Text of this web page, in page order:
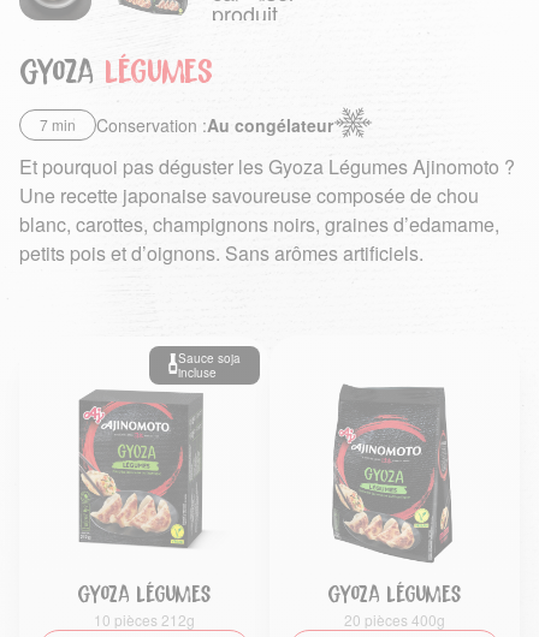
Gyoza légumes
7 min Conservation :Au congélateur
Et pourquoi pas déguster les Gyoza Légumes Ajinomoto ?
Une recette japonaise savoureuse composée de chou
blanc, carottes, champignons noirs, graines d’edamame,
petits pois et d’oignons. Sans arômes artificiels.
Sauce soja
incluse
Gyoza légumes
10 pièces 212g
Gyoza légumes
20 pièces 400g